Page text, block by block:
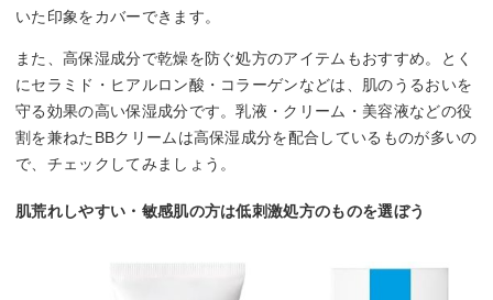
いた印象をカバーできます。
また、高保湿成分で乾燥を防ぐ処方のアイテムもおすすめ。とく
にセラミド・ヒアルロン酸・コラーゲンなどは、肌のうるおいを
守る効果の高い保湿成分です。乳液・クリーム・美容液などの役
割を兼ねたBBクリームは高保湿成分を配合しているものが多いの
で、チェックしてみましょう。
肌荒れしやすい・敏感肌の方は低刺激処方のものを選ぼう